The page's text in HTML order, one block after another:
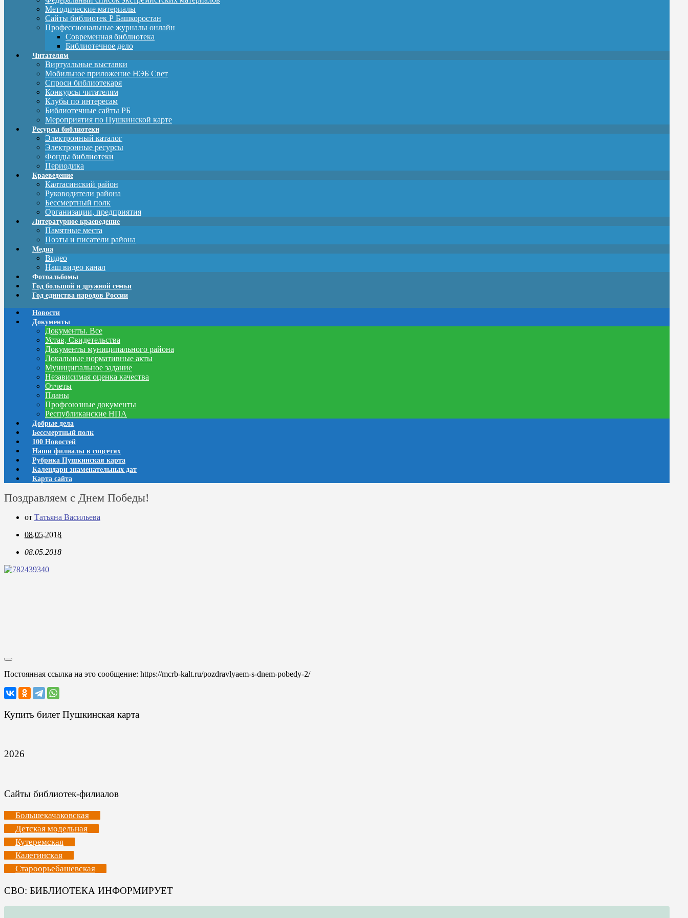
Методические материалы
Сайты библиотек Р Башкоростан
Профессиональные журналы онлайн
Современная библиотека
Библиотечное дело
Читателям
Виртуальные выставки
Мобильное приложение НЭБ Свет
Спроси библиотекаря
Конкурсы читателям
Клубы по интересам
Библиотечные сайты РБ
Мероприятия по Пушкинской карте
Ресурсы библиотеки
Электронный каталог
Электронные ресурсы
Фонды библиотеки
Периодика
Краеведение
Калтасинский район
Руководители района
Бессмертный полк
Организации, предприятия
Литературное краеведение
Памятные места
Поэты и писатели района
Медиа
Видео
Наш видео канал
Фотоальбомы
Год большой и дружной семьи
Год единства народов России
Новости
Документы
Документы. Все
Устав, Свидетельства
Документы муниципального района
Локальные нормативные акты
Муниципальное задание
Независимая оценка качества
Отчеты
Планы
Профсоюзные документы
Республиканские НПА
Добрые дела
Бессмертный полк
100 Новостей
Наши филиалы в соцсетях
Рубрика Пушкинская карта
Календари знаменательных дат
Карта сайта
Поздравляем с Днем Победы!
от Татьяна Васильева
08.05.2018
08.05.2018
Постоянная ссылка на это сообщение: https://mcrb-kalt.ru/pozdravlyaem-s-dnem-pobedy-2/
Купить билет Пушкинская карта
2026
Сайты библиотек-филиалов
Большекачаковская
Детская модельная
Кутеремская
Калегинская
Староорьебашевская
СВО: БИБЛИОТЕКА ИНФОРМИРУЕТ